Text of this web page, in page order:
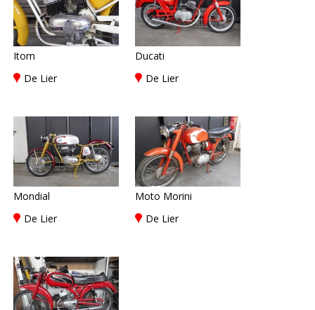
Itom
De Lier
Ducati
De Lier
Mondial
De Lier
Moto Morini
De Lier